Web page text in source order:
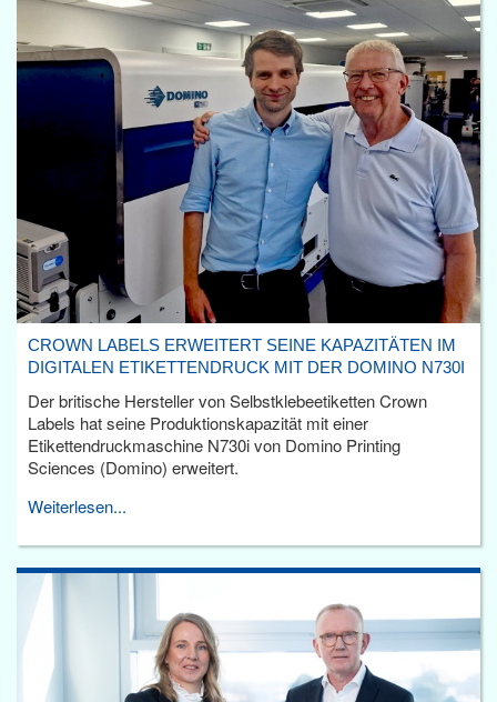
CROWN LABELS ERWEITERT SEINE KAPAZITÄTEN IM
DIGITALEN ETIKETTENDRUCK MIT DER DOMINO N730I
Der britische Hersteller von Selbstklebeetiketten Crown
Labels hat seine Produktionskapazität mit einer
Etikettendruckmaschine N730i von Domino Printing
Sciences (Domino) erweitert.
Weiterlesen...